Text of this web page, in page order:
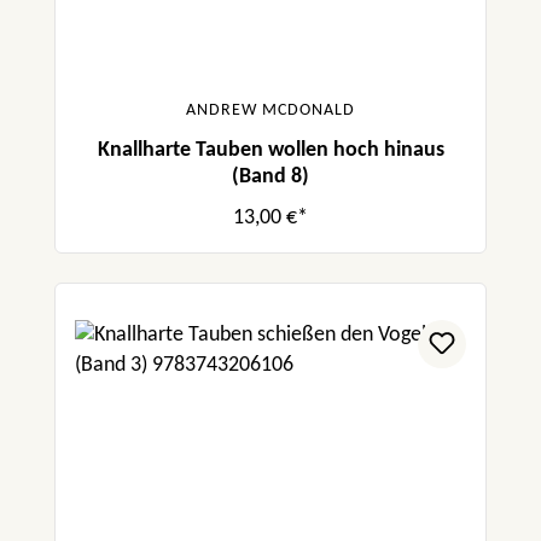
ANDREW MCDONALD
Knallharte Tauben wollen hoch hinaus
(Band 8)
13,00 €*